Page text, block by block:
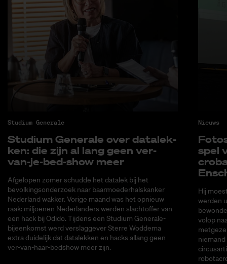
Studium Generale
Stu­di­um Ge­ne­ra­le over da­ta­lek­
ken: die zijn al lang geen ver-
van-je-bed-show meer
Afgelopen zomer schudde het datalek bij het
bevolkingsonderzoek naar baarmoederhalskanker
Nederland wakker. Vorige maand was het opnieuw
raak: miljoenen Nederlanders werden slachtoffer van
een hack bij Odido. Tijdens een Studium Generale-
bijeenkomst werd verslaggever Sterre Woddema
extra duidelijk dat datalekken en hacks allang geen
ver-van-haar-bedshow meer zijn.
Nieuws
spel
Hij
werden
volop